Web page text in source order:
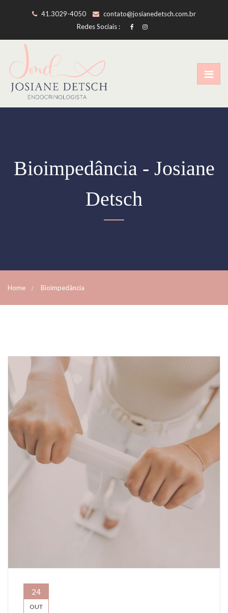
41.3029-4050
contato@josianedetsch.com.br
Redes Sociais :
Bioimpedância - Josiane
Detsch
Home Bioimpedância
24
OUT